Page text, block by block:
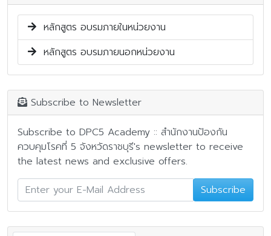
หลักสูตร อบรมภายในหน่วยงาน
หลักสูตร อบรมภายนอกหน่วยงาน
Subscribe to Newsletter
Subscribe to DPC5 Academy :: สำนักงานป้องกัน
ควบคุมโรคที่ 5 จังหวัดราชบุรี's newsletter to receive
the latest news and exclusive offers.
Subscribe